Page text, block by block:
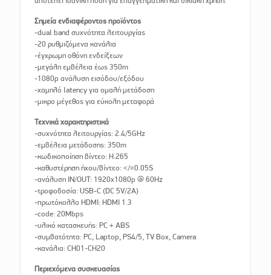
Σημεία ενδιαφέροντος προϊόντος
-dual band συχνότητα λειτουργίας
-20 ρυθμιζόμενα κανάλια
-έγχρωμη οθόνη ενδείξεων
-μεγάλη εμβέλεια έως 350m
-1080p ανάλυση εισόδου/εξόδου
-χαμηλό latency για ομαλή μετάδοση
-μικρο μέγεθος για εύκολη μεταφορά
Τεχνικά χαρακτηριστικά
-συχνότητα λειτουργίας: 2.4/5GHz
-εμβέλεια μετάδοσης: 350m
-κωδικοποίηση βίντεο: H.265
-καθυστέρηση ήχου/βίντεο: </=0.05S
-ανάλυση IN/OUT: 1920x1080p @ 60Hz
-τροφοδοσία: USB-C (DC 5V/2A)
-πρωτόκολλο HDMI: HDMI 1.3
-code: 20Mbps
-υλικό κατασκευής: PC + ABS
-συμβατότητα: PC, Laptop, PS4/5, TV Box, Camera
-κανάλια: CH01-CH20
Περιεχόμενα συσκευασίας